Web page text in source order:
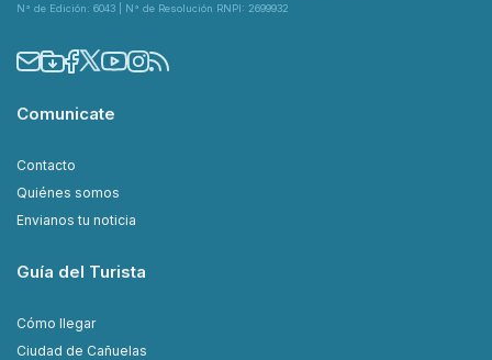
N° de Edición: 6043 | N° de Resolución RNPI: 2699932
Comunicate
Contacto
Quiénes somos
Envianos tu noticia
Guía del Turista
Cómo llegar
Ciudad de Cañuelas